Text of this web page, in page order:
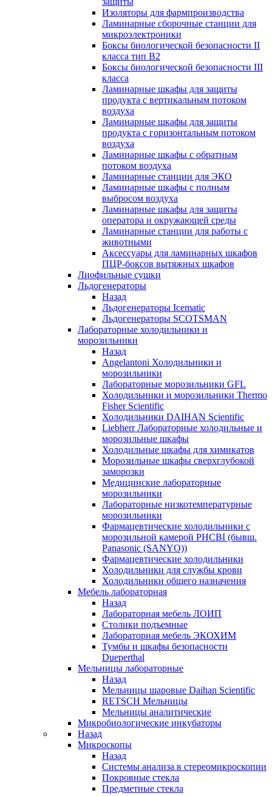
Изоляторы для фармпроизводства
Ламинарные сборочные станции для
микроэлектроники
Боксы биологической безопасности II
класса тип B2
Боксы биологической безопасности III
класса
Ламинарные шкафы для защиты
продукта с вертикальным потоком
воздуха
Ламинарные шкафы для защиты
продукта с горизонтальным потоком
воздуха
Ламинарные шкафы с обратным
потоком воздуха
Ламинарные станции для ЭКО
Ламинарные шкафы с полным
выбросом воздуха
Ламинарные шкафы для защиты
оператора и окружающей среды
Ламинарные станции для работы с
животными
Аксессуары для ламинарных шкафов
ПЦР-боксов вытяжных шкафов
Лиофильные сушки
Льдогенераторы
Назад
Льдогенераторы Icematic
Льдогенераторы SCOTSMAN
Лабораторные холодильники и
морозильники
Назад
Angelantoni Холодильники и
морозильники
Лабораторные морозильники GFL
Холодильники и морозильники Thermo
Fisher Scientific
Холодильники DAIHAN Scientific
Liebherr Лабораторные холодильные и
морозильные шкафы
Холодильные шкафы для химикатов
Морозильные шкафы сверхглубокой
заморозки
Медицинские лабораторные
морозильники
Лабораторные низкотемпературные
морозильники
Фармацевтические холодильники с
морозильной камерой PHCBI (бывш.
Panasonic (SANYO))
Фармацевтические холодильники
Холодильники для службы крови
Холодильники общего назначения
Мебель лабораторная
Назад
Лабораторная мебель ЛОИП
Столики подъемные
Лабораторная мебель ЭКОХИМ
Тумбы и шкафы безопасности
Dueperthal
Мельницы лабораторные
Назад
Мельницы шаровые Daihan Scientific
RETSCH Мельницы
Мельницы аналитические
Микробиологические инкубаторы
Назад
Микроскопы
Назад
Системы анализа в стереомикроскопии
Покровные стекла
Предметные стекла